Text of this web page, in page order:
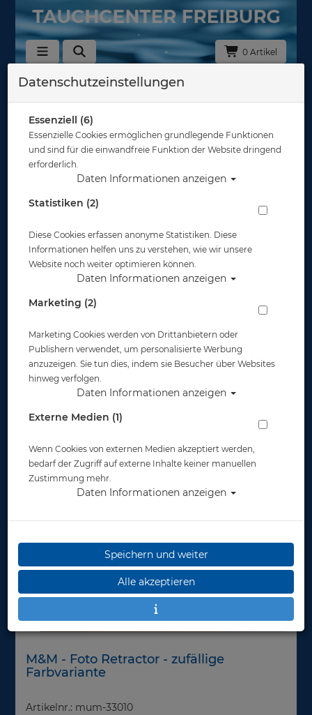
0 Artikel
Zurück
M&M - Foto Retractor - zufällige
Farbvariante
Artikelnr.: mum-33010
Datenschutzeinstellungen
Essenziell (6)
Essenzielle Cookies ermöglichen grundlegende Funktionen
und sind für die einwandfreie Funktion der Website dringend
erforderlich.
Daten Informationen anzeigen
Statistiken (2)
Diese Cookies erfassen anonyme Statistiken. Diese
Informationen helfen uns zu verstehen, wie wir unsere
Website noch weiter optimieren können.
Daten Informationen anzeigen
Marketing (2)
Marketing Cookies werden von Drittanbietern oder
Publishern verwendet, um personalisierte Werbung
anzuzeigen. Sie tun dies, indem sie Besucher über Websites
hinweg verfolgen.
Daten Informationen anzeigen
Externe Medien (1)
Wenn Cookies von externen Medien akzeptiert werden,
bedarf der Zugriff auf externe Inhalte keiner manuellen
Zustimmung mehr.
Daten Informationen anzeigen
Speichern und weiter
Alle akzeptieren